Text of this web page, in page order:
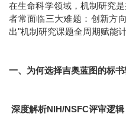
在生命科学领域，机制研究
者常面临三大难题：创新方
出"机制研究课题全周期赋能
一、为何选择吉奥蓝图的标书
深度解析NIH/NSFC评审逻辑